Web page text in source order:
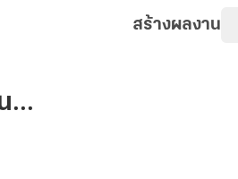
สร้างผลงาน
...